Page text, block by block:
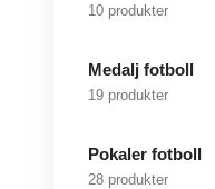
10 produkter
Medalj fotboll
19 produkter
Pokaler fotboll
28 produkter